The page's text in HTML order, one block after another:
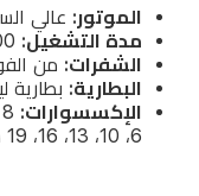
بسعة
2000
مللي
أمبير
الإكسسوارات:
الموتور: عالي السرعة 6500
مدة التشغيل:
الشفرات: من
البطارية: بطارية
الإكسسوارات:
6، 10، 13، 16، 19 ملم)